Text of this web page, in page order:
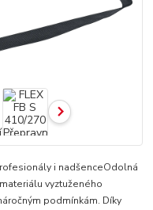
i nadšenceOdolná
vyztuženého
podmínkám. Díky